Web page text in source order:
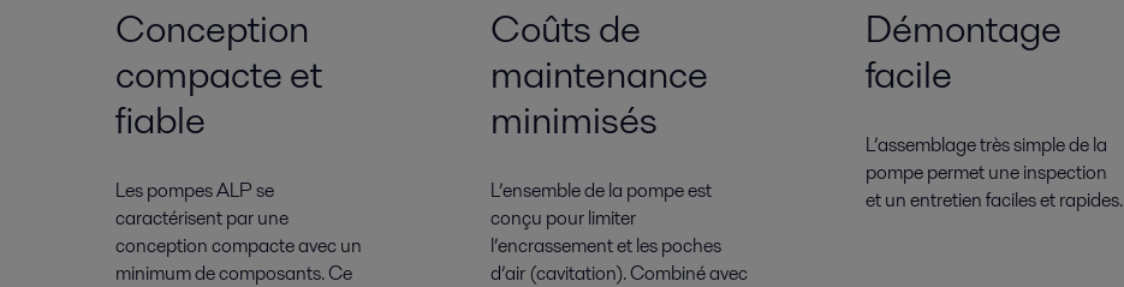
Conception
compacte et
fiable
Les pompes ALP se
caractérisent par une
conception compacte avec un
minimum de composants. Ce
Coûts de
maintenance
minimisés
L’ensemble de la pompe est
conçu pour limiter
l’encrassement et les poches
d’air (cavitation). Combiné avec
Démontage
facile
L’assemblage très simple de la
pompe permet une inspection
et un entretien faciles et rapides.